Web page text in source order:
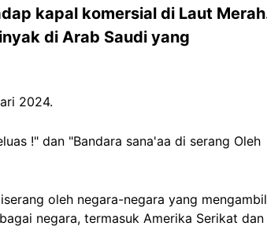
kapal komersial di Laut
di Arab Saudi yang
2024.
!" dan "Bandara sana'aa di serang Oleh
oleh negara-negara yang mengambil
negara, termasuk Amerika Serikat dan